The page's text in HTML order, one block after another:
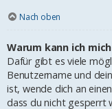
Nach oben
Warum kann ich
Dafür gibt es viele
Benutzername und
ist, wende dich an
dass du nicht gesperrt